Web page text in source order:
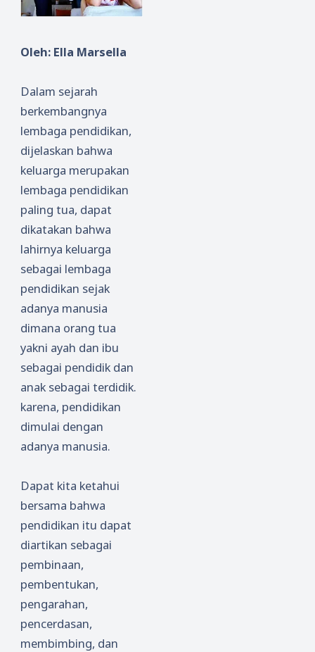
Oleh: Ella Marsella
Dalam sejarah
berkembangnya
lembaga pendidikan,
dijelaskan bahwa
keluarga merupakan
lembaga pendidikan
paling tua, dapat
dikatakan bahwa
lahirnya keluarga
sebagai lembaga
pendidikan sejak
adanya manusia
dimana orang tua
yakni ayah dan ibu
sebagai pendidik dan
anak sebagai terdidik.
karena, pendidikan
dimulai dengan
adanya manusia.
Dapat kita ketahui
bersama bahwa
pendidikan itu dapat
diartikan sebagai
pembinaan,
pembentukan,
pengarahan,
pencerdasan,
membimbing, dan